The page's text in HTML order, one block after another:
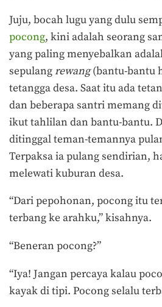
Juju, bocah lugu yang dulu
pocong, kini adalah seorang
yang paling menyebalkan
sepulangrewang(bantu-bantu
tetangga desa. Saat itu ada
dan beberapa santri memang
ikut tahlilan dan bantu-bantu.
ditinggal teman-temannya
Terpaksa ia pulang sendirian,
melewati kuburan desa.
“Dari pepohonan, pocong itu
terbang ke arahku,” kisahnya.
“Beneran pocong?”
“Iya! Jangan percaya kalau
kayak di tipi. Pocong selalu